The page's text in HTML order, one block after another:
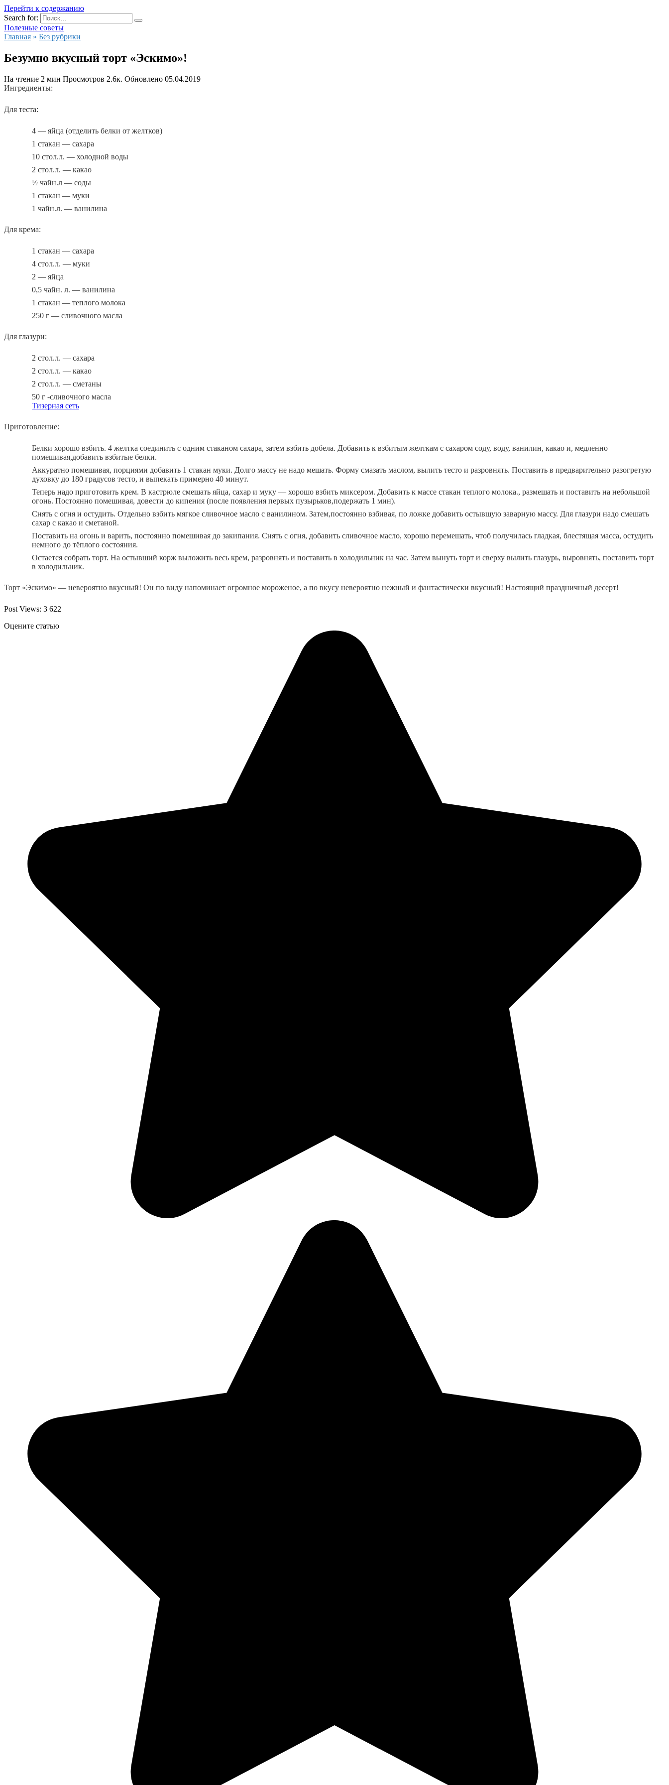
Перейти к содержанию
Search for:
Полезные советы
Главная » Без рубрики
Безумно вкусный торт «Эскимо»!
На чтение 2 мин Просмотров 2.6к. Обновлено 05.04.2019
Ингредиенты:
Для теста:
4 — яйца (отделить белки от желтков)
1 стакан — сахара
10 стол.л. — холодной воды
2 стол.л. — какао
½ чайн.л — соды
1 стакан — муки
1 чайн.л. — ванилина
Для крема:
1 стакан — сахара
4 стол.л. — муки
2 — яйца
0,5 чайн. л. — ванилина
1 стакан — теплого молока
250 г — сливочного масла
Для глазури:
2 стол.л. — сахара
2 стол.л. — какао
2 стол.л. — сметаны
50 г -сливочного масла
Тизерная сеть
Приготовление:
Белки хорошо взбить. 4 желтка соединить с одним стаканом сахара, затем взбить добела. Добавить к взбитым желткам с сахаром соду, воду, ванилин, какао и, медленно
помешивая,добавить взбитые белки.
Аккуратно помешивая, порциями добавить 1 стакан муки. Долго массу не надо мешать. Форму смазать маслом, вылить тесто и разровнять. Поставить в предварительно разогретую
духовку до 180 градусов тесто, и выпекать примерно 40 минут.
Теперь надо приготовить крем. В кастрюле смешать яйца, сахар и муку — хорошо взбить миксером. Добавить к массе стакан теплого молока., размешать и поставить на небольшой
огонь. Постоянно помешивая, довести до кипения (после появления первых пузырьков,подержать 1 мин).
Снять с огня и остудить. Отдельно взбить мягкое сливочное масло с ванилином. Затем,постоянно взбивая, по ложке добавить остывшую заварную массу. Для глазури надо смешать
сахар с какао и сметаной.
Поставить на огонь и варить, постоянно помешивая до закипания. Снять с огня, добавить сливочное масло, хорошо перемешать, чтоб получилась гладкая, блестящая масса, остудить
немного до тёплого состояния.
Остается собрать торт. На остывший корж выложить весь крем, разровнять и поставить в холодильник на час. Затем вынуть торт и сверху вылить глазурь, выровнять, поставить торт
в холодильник.
Торт «Эскимо» — невероятно вкусный! Он по виду напоминает огромное мороженое, а по вкусу невероятно нежный и фантастически вкусный! Настоящий праздничный десерт!
Post Views: 3 622
Оцените статью